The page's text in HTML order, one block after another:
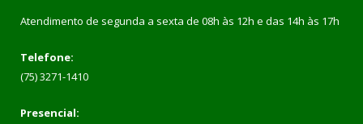
Atendimento de segunda a sexta de 08h às 12h e das 14h às 17h
Telefone:
(75) 3271-1410
Presencial: